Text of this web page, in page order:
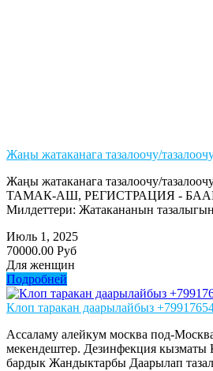
Жаңы жатаканага тазалоочу/
Жаңы жатаканага тазалоочу/
ТАМАК-АШ, РЕГИСТРАЦИЯ -
Милдеттери: Жатакананын
Июль 1, 2025
70000.00 Руб
Для женщин
Подробней
Клоп таракан даарылайбыз
Ассаламу алейкум москва под-
мекендештер. Дезинфекция кызматы
бардык Жандыктарбы Даарылап